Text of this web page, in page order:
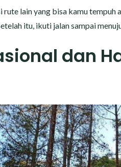
rute lain yang bisa kamu
itu, ikuti jalan sampai
dan